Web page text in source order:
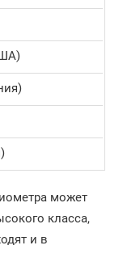
может
класса,
и в